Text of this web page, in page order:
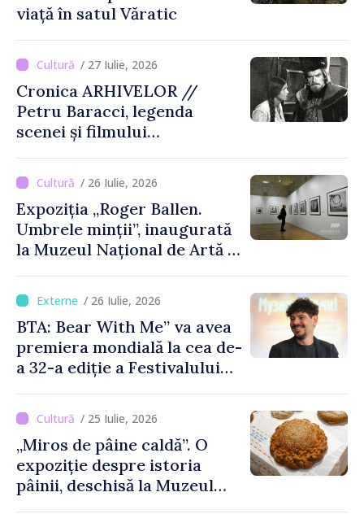
viață în satul Văratic
/ 27 Iulie, 2026
Cronica ARHIVELOR //
Petru Baracci, legenda
scenei și filmului
/ 26 Iulie, 2026
Expoziția „Roger Ballen.
Umbrele minții”, inaugurată
la Muzeul Național de Artă al
/ 26 Iulie, 2026
BTA: Bear With Me” va avea
premiera mondială la cea de-
a 32-a ediție a Festivalului
august
/ 25 Iulie, 2026
„Miros de pâine caldă”. O
expoziție despre istoria
pâinii, deschisă la Muzeul